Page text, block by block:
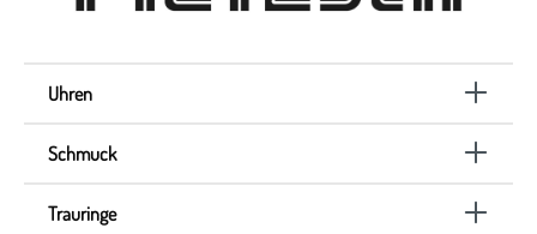
Uhren
Schmuck
Trauringe